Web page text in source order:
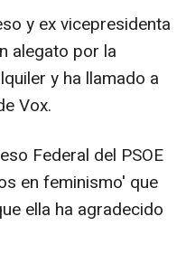
y ex vicepresidenta
alegato por la
y ha llamado a
Vox.
Federal del PSOE
en feminismo' que
ella ha agradecido